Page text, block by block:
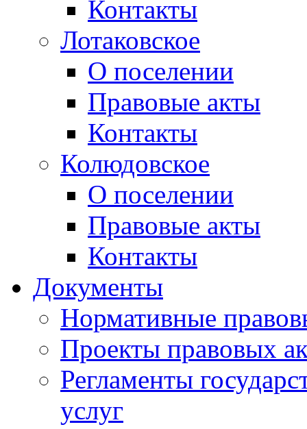
Контакты
Лотаковское
О поселении
Правовые акты
Контакты
Колюдовское
О поселении
Правовые акты
Контакты
Документы
Нормативные
Проекты правовых
Регламенты
услуг